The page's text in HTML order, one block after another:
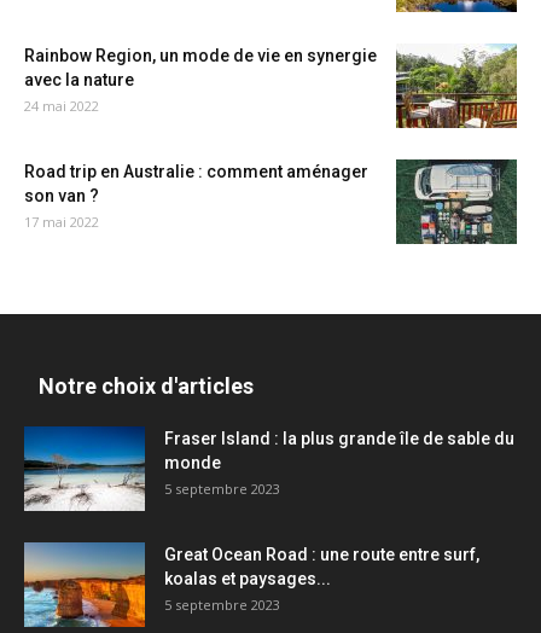
Rainbow Region, un mode de vie en synergie
avec la nature
24 mai 2022
Road trip en Australie : comment aménager
son van ?
17 mai 2022
Notre choix d'articles
Fraser Island : la plus grande île de sable du
monde
5 septembre 2023
Great Ocean Road : une route entre surf,
koalas et paysages...
5 septembre 2023